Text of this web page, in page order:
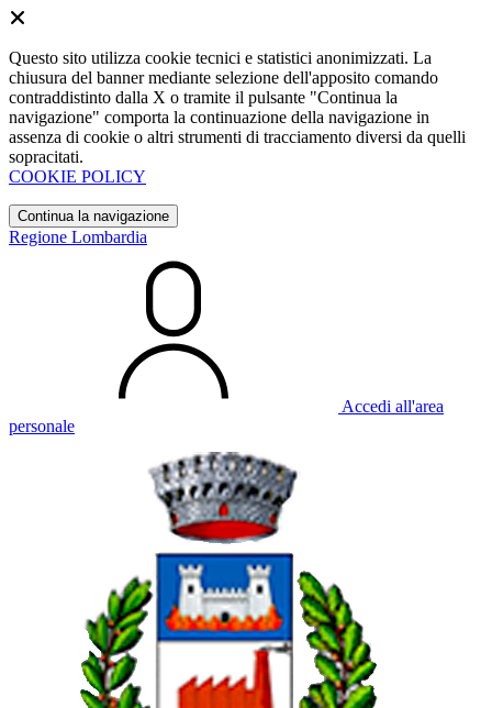
Questo sito utilizza cookie tecnici e statistici anonimizzati. La
chiusura del banner mediante selezione dell'apposito comando
contraddistinto dalla X o tramite il pulsante "Continua la
navigazione" comporta la continuazione della navigazione in
assenza di cookie o altri strumenti di tracciamento diversi da quelli
sopracitati.
COOKIE POLICY
Continua la navigazione
Regione Lombardia
Accedi all'area
personale